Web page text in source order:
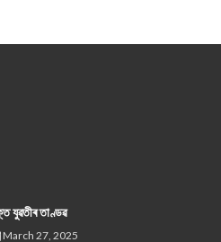
যুৱতীৰ তাণ্ডৱ
March 27, 2025